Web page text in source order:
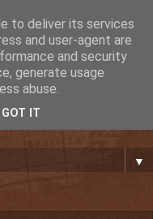
ΔΑΝΕΙΟΛΗΠΤΩΝ
▼
to deliver its services
and user-agent are
and security
generate usage
abuse.
GOT IT